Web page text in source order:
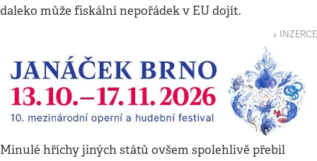
daleko může fiskální nepořádek v EU dojít.
↓ INZERCE
Minulé hříchy jiných států ovšem spolehlivě přebil